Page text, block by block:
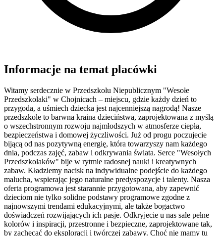
Informacje na temat placówki
Witamy serdecznie w Przedszkolu Niepublicznym "Wesołe
Przedszkolaki" w Chojnicach – miejscu, gdzie każdy dzień to
przygoda, a uśmiech dziecka jest najcenniejszą nagrodą! Nasze
przedszkole to barwna kraina dzieciństwa, zaprojektowana z myślą
o wszechstronnym rozwoju najmłodszych w atmosferze ciepła,
bezpieczeństwa i domowej życzliwości. Już od progu poczujecie
bijącą od nas pozytywną energię, która towarzyszy nam każdego
dnia, podczas zajęć, zabaw i odkrywania świata. Serce "Wesołych
Przedszkolaków" bije w rytmie radosnej nauki i kreatywnych
zabaw. Kładziemy nacisk na indywidualne podejście do każdego
malucha, wspierając jego naturalne predyspozycje i talenty. Nasza
oferta programowa jest starannie przygotowana, aby zapewnić
dzieciom nie tylko solidne podstawy programowe zgodne z
najnowszymi trendami edukacyjnymi, ale także bogactwo
doświadczeń rozwijających ich pasje. Odkryjecie u nas sale pełne
kolorów i inspiracji, przestronne i bezpieczne, zaprojektowane tak,
by zachęcać do eksploracji i twórczej zabawy. Choć nie mamy tu